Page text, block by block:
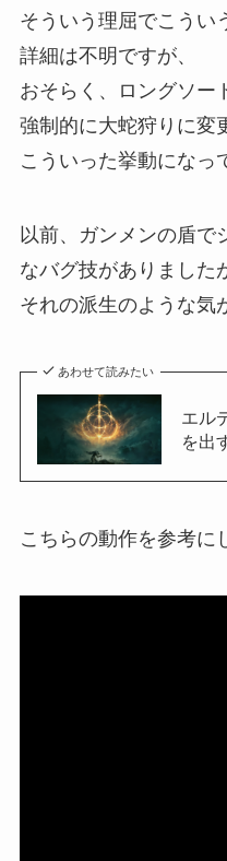
そういう理屈でこうい
詳細は不明ですが、
おそらく、ロングソー
強制的に大蛇狩りに変
こういった挙動になっ
以前、ガンメンの盾で
なバグ技がありました
それの派生のような気
あわせて読みたい
エル
を出
こちらの動作を参考に